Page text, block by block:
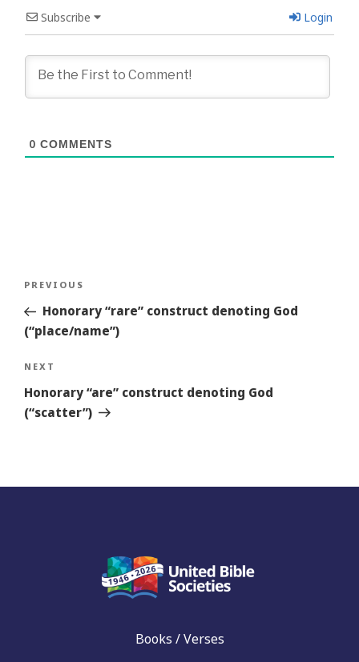
Subscribe Login
0 COMMENTS
Previous
Story
PREVIOUS
Honorary “rare” construct denoting God
(“place/name”)
Next
Story
NEXT
Honorary “are” construct denoting God
(“scatter”)
Books / Verses